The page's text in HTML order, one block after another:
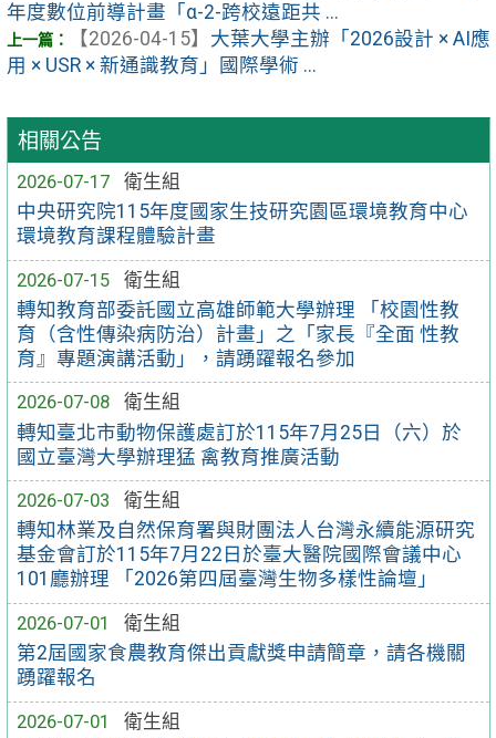
相關公告
2026-07-17
衛生組
中央研究院115年度國家生技研究園區環境教育中心
環境教育課程體驗計畫
2026-07-15
衛生組
轉知教育部委託國立高雄師範大學辦理 「校園性教
育（含性傳染病防治）計畫」之「家長『全面 性教
育』專題演講活動」，請踴躍報名參加
2026-07-08
衛生組
轉知臺北市動物保護處訂於115年7月25日（六）於
國立臺灣大學辦理猛 禽教育推廣活動
2026-07-03
衛生組
轉知林業及自然保育署與財團法人台灣永續能源研究
基金會訂於115年7月22日於臺大醫院國際會議中心
101廳辦理 「2026第四屆臺灣生物多樣性論壇」
2026-07-01
衛生組
第2屆國家食農教育傑出貢獻獎申請簡章，請各機關
踴躍報名
2026-07-01
衛生組
年度數位前導計畫「α-2-跨校遠距共 ...
【2026-04-15】 大葉大學主辦「2026設計 × AI應
用 × USR × 新通識教育」國際學術 ...